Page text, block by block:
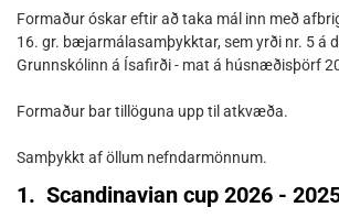
Formaður óskar eftir að taka mál inn með
16. gr. bæjarmálasamþykktar, sem yrði nr. 5 á
Grunnskólinn á Ísafirði - mat á húsnæðisþörf
Formaður bar tillöguna upp til atkvæða.
Samþykkt af öllum nefndarmönnum.
1. Scandinavian cup 2026 -